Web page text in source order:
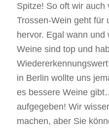
Spitze! So oft wir auch
Trossen-Wein geht für
hervor. Egal wann
Weine sind top und
in Berlin wollte uns
es bessere Weine
aufgegeben! Wir
machen, aber Sie